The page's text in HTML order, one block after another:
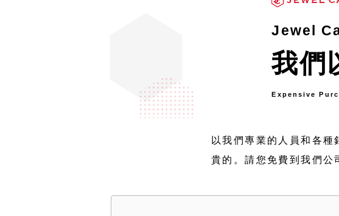
Jewel
我們
Expensive
以我們專業的人員和各
貴的。請您免費到我們公